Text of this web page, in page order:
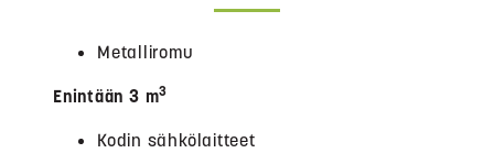
Metalliromu
Enintään 3 m3
Kodin sähkölaitteet